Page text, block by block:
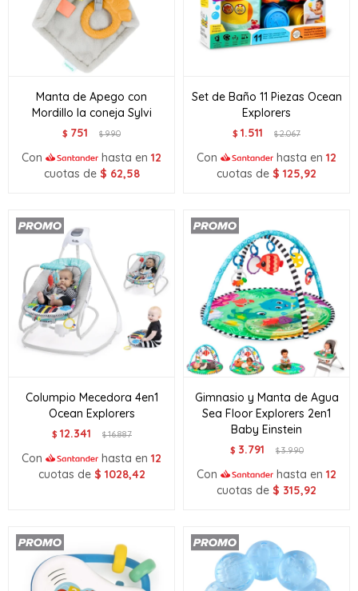
Manta de Apego con
Mordillo la coneja Sylvi
$ 751 $990
Con hasta en 12
cuotas de $ 62,58
Set de Baño 11 Piezas Ocean
Explorers
$ 1.511 $2.067
Con hasta en 12
cuotas de $ 125,92
Columpio Mecedora 4en1
Ocean Explorers
$ 12.341 $16.887
Con hasta en 12
cuotas de $ 1028,42
Gimnasio y Manta de Agua
Sea Floor Explorers 2en1
Baby Einstein
$ 3.791 $3.990
Con hasta en 12
cuotas de $ 315,92